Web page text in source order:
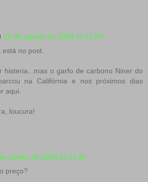
20 de agosto de 2009 às 11:09
no post.
histeria...mas o garfo de carbono Niner do
na Califórnia e nos próximos dias
aqui.
loucura!
agosto de 2009 às 11:33
preço?